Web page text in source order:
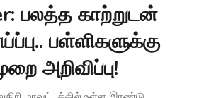
பலத்த காற்றுடன்
பள்ளிகளுக்கு
அறிவிப்பு!